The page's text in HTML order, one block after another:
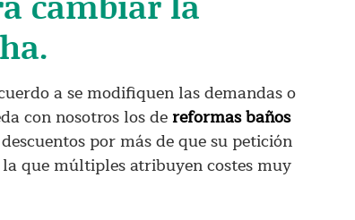
a se modifiquen las demandas o
con nosotros los dereformas baños
por más de que su petición
que múltiples atribuyen costes muy